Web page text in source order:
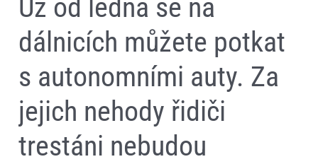
Už od ledna se na
dálnicích můžete potkat
s autonomními auty. Za
jejich nehody řidiči
trestáni nebudou